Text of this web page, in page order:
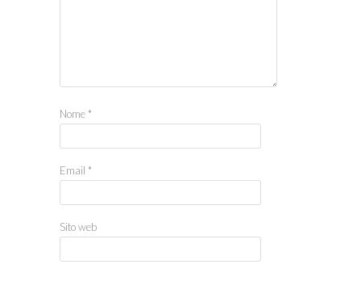
Nome *
Email *
Sito web